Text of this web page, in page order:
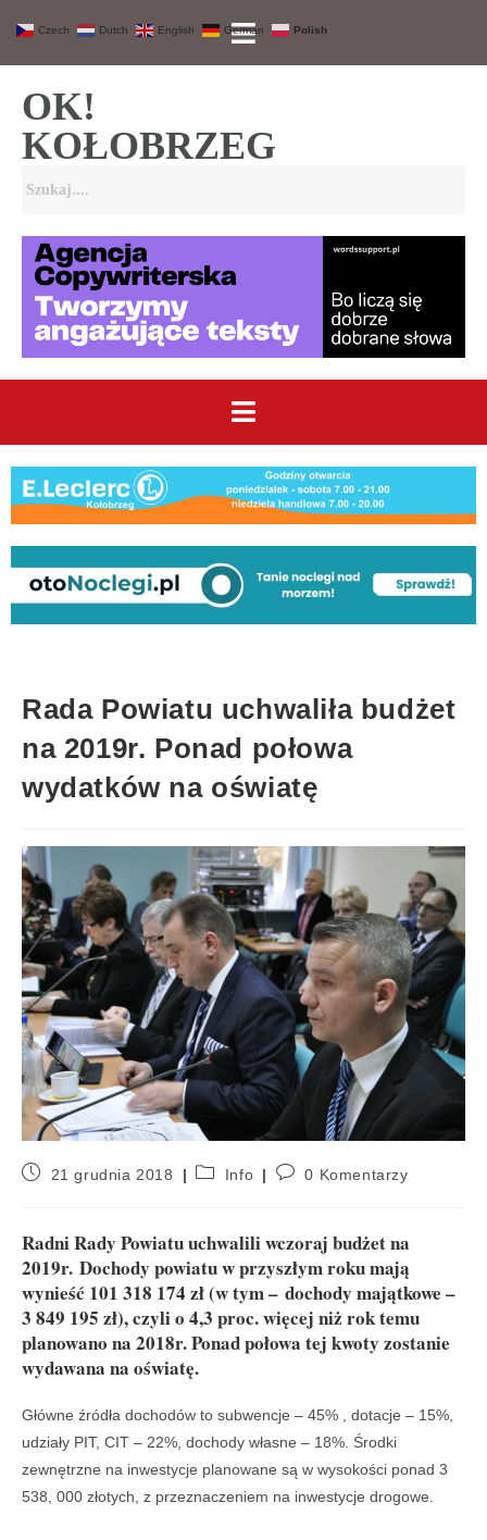
OK!
KOŁOBRZEG
Rada Powiatu uchwaliła budżet
na 2019r. Ponad połowa
wydatków na oświatę
21 grudnia 2018 Info 0 Komentarzy
Radni Rady Powiatu uchwalili wczoraj budżet na
2019r. Dochody powiatu w przyszłym roku mają
wynieść 101 318 174 zł (w tym – dochody majątkowe –
3 849 195 zł), czyli o 4,3 proc. więcej niż rok temu
planowano na 2018r. Ponad połowa tej kwoty zostanie
wydawana na oświatę.
Główne źródła dochodów to subwencje – 45% , dotacje – 15%,
udziały PIT, CIT – 22%, dochody własne – 18%. Środki
zewnętrzne na inwestycje planowane są w wysokości ponad 3
538, 000 złotych, z przeznaczeniem na inwestycje drogowe.
Czech Dutch English German Polish